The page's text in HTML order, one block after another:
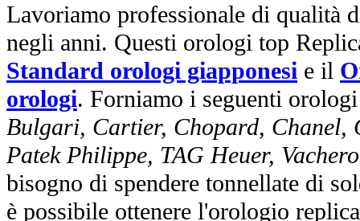
Lavoriamo professionale di qualità
negli anni. Questi orologi top
Standard orologi giapponesi e il
orologi. Forniamo i seguenti
Bulgari, Cartier, Chopard, Chanel,
Patek Philippe, TAG Heuer,
bisogno di spendere tonnellate di
è possibile ottenere l'orologio